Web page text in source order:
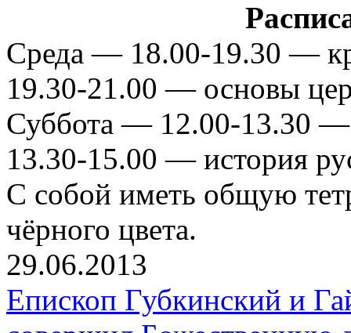
Среда — 18.00-19.30 —
19.30-21.00 — основы
Суббота — 12.00-13.30 —
13.30-15.00 — история
С собой иметь общую
чёрного цвета.
29.06.2013
Епископ Губкинский и